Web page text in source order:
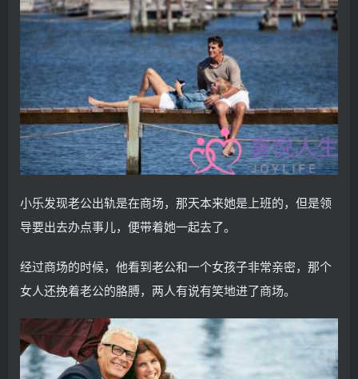
小乐发现老公出轨是在商场，那天本来她是上班的，但是领
导要出去办点事儿，便带着她一起去了。
经过商场的时候，他看到老公和一个女孩子非常亲密，那个
女人还挽着老公的胳膊，两人有说有笑地进了商场。